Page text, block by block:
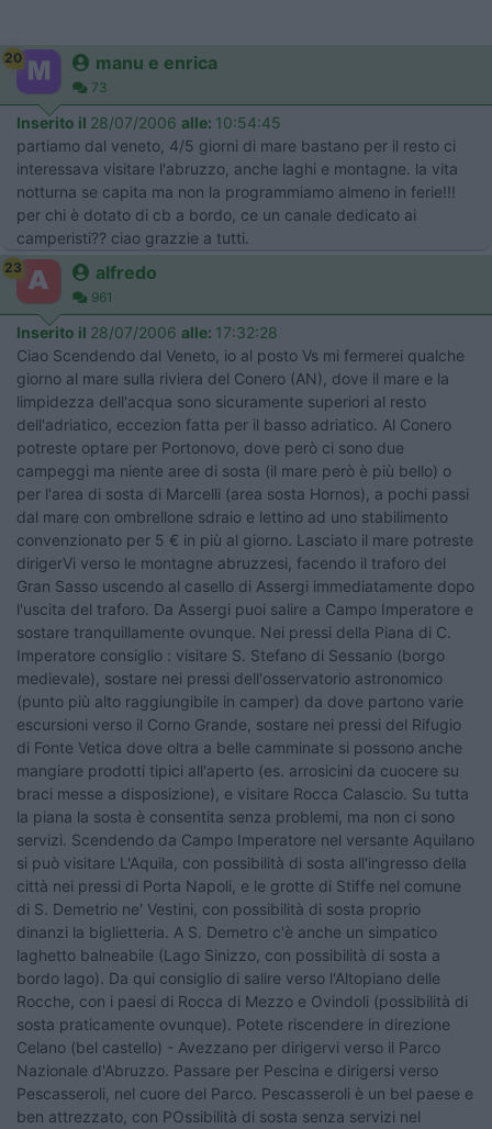
20 manu e enrica
73
Inserito il 28/07/2006 alle: 10:54:45
partiamo dal veneto, 4/5 giorni di mare bastano per il resto ci
interessava visitare l'abruzzo, anche laghi e montagne. la vita
notturna se capita ma non la programmiamo almeno in ferie!!!
per chi è dotato di cb a bordo, ce un canale dedicato ai
camperisti?? ciao grazzie a tutti.
23 alfredo
961
Inserito il 28/07/2006 alle: 17:32:28
Ciao Scendendo dal Veneto, io al posto Vs mi fermerei qualche
giorno al mare sulla riviera del Conero (AN), dove il mare e la
limpidezza dell'acqua sono sicuramente superiori al resto
dell'adriatico, eccezion fatta per il basso adriatico. Al Conero
potreste optare per Portonovo, dove però ci sono due
campeggi ma niente aree di sosta (il mare però è più bello) o
per l'area di sosta di Marcelli (area sosta Hornos), a pochi passi
dal mare con ombrellone sdraio e lettino ad uno stabilimento
convenzionato per 5 € in più al giorno. Lasciato il mare potreste
dirigerVi verso le montagne abruzzesi, facendo il traforo del
Gran Sasso uscendo al casello di Assergi immediatamente dopo
l'uscita del traforo. Da Assergi puoi salire a Campo Imperatore e
sostare tranquillamente ovunque. Nei pressi della Piana di C.
Imperatore consiglio : visitare S. Stefano di Sessanio (borgo
medievale), sostare nei pressi dell'osservatorio astronomico
(punto più alto raggiungibile in camper) da dove partono varie
escursioni verso il Corno Grande, sostare nei pressi del Rifugio
di Fonte Vetica dove oltra a belle camminate si possono anche
mangiare prodotti tipici all'aperto (es. arrosicini da cuocere su
braci messe a disposizione), e visitare Rocca Calascio. Su tutta
la piana la sosta è consentita senza problemi, ma non ci sono
servizi. Scendendo da Campo Imperatore nel versante Aquilano
si può visitare L'Aquila, con possibilità di sosta all'ingresso della
città nei pressi di Porta Napoli, e le grotte di Stiffe nel comune
di S. Demetrio ne' Vestini, con possibilità di sosta proprio
dinanzi la biglietteria. A S. Demetro c'è anche un simpatico
laghetto balneabile (Lago Sinizzo, con possibilità di sosta a
bordo lago). Da qui consiglio di salire verso l'Altopiano delle
Rocche, con i paesi di Rocca di Mezzo e Ovindoli (possibilità di
sosta praticamente ovunque). Potete riscendere in direzione
Celano (bel castello) - Avezzano per dirigervi verso il Parco
Nazionale d'Abruzzo. Passare per Pescina e dirigersi verso
Pescasseroli, nel cuore del Parco. Pescasseroli è un bel paese e
ben attrezzato, con POssibilità di sosta senza servizi nel